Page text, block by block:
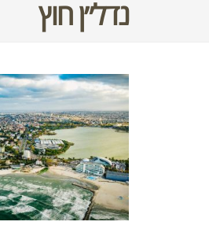
נדל״ן חוץ